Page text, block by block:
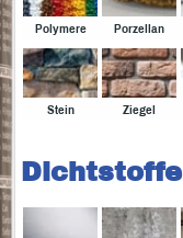
Polymere Porzellan
Stein Ziegel
Dichtstoffe